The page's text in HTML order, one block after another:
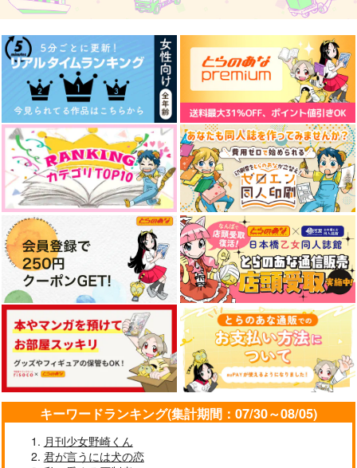
キーワードランキング(集計期間：07/30～08/05)
月刊少女野崎くん
君が言うには犬の恋